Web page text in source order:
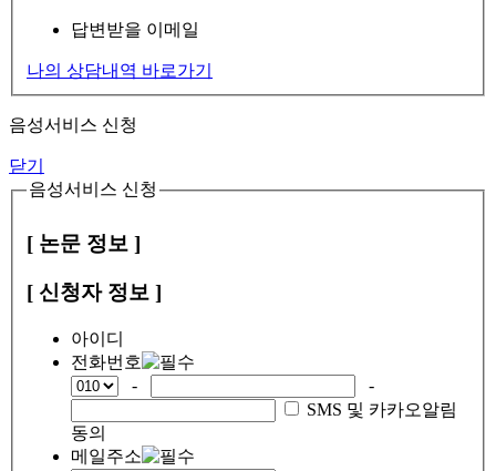
답변받을 이메일
나의 상담내역 바로가기
음성서비스 신청
닫기
음성서비스 신청
[ 논문 정보 ]
[ 신청자 정보 ]
아이디
전화번호
-
-
SMS 및 카카오알림
동의
메일주소